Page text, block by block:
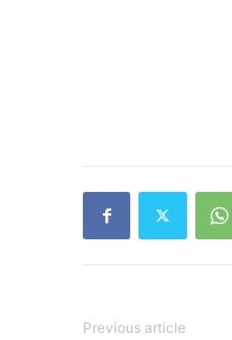
Previous article